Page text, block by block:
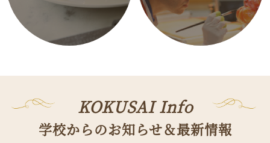
KOKUSAI Info
学校からのお知らせ＆最新情報